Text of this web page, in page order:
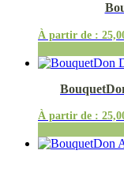
À partir de :
À partir de :